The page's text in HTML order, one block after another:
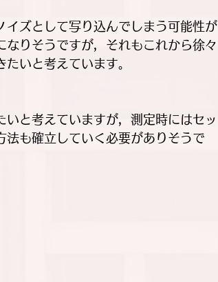
イズとして写り込んでしまう可能性が
りそうですが，それもこれから徐々
いと考えています。
と考えていますが，測定時にはセッ
法も確立していく必要がありそうで